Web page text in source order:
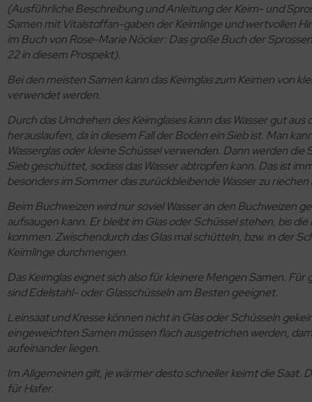
(Ausführliche Beschreibung und Anleitung der Keim- und
Samen mit Vitalstoffan-gaben der Keimlinge und wertvollen
im Buch von Rose-Marie Nöcker: Das große Buch der
22 in diesem Prospekt).
Bei den meisten Samen kann das Keimglas zum Keimen von
verwendet werden.
Durch das Umdrehen des Keimglases kann das Wasser gut aus
herauslaufen, da in diesem Fall der Boden ein Sieb ist. Man
Wasserglas oder kleine Schüssel verwenden. Dann werden die
Sieb geschüttet, sodass das Wasser abtropfen kann. Das ist
besonders im Sommer das zurückbleibende Wasser zu
Beim Buchweizen wird nur soviel Wasser an den Buchweizen
aufsaugen kann. Er bleibt im Glas oder Schüssel stehen, bis die
kommen. Zwischendurch das Glas mal schütteln, bzw. in der
Keimlinge durchmengen.
Das Keimglas eignet sich also für kleinere Mengen Samen. Für
sind Edelstahl- oder Glasschüsseln am Besten geeignet.
Leinsaat und Kresse können nicht in Glas oder Schüsseln
eingeweichten Samen müssen flach ausgetrichen werden,
aufeinander liegen.
Im Allgemeinen gilt, je wärmer desto schneller keimt die Saat.
für Hafer.